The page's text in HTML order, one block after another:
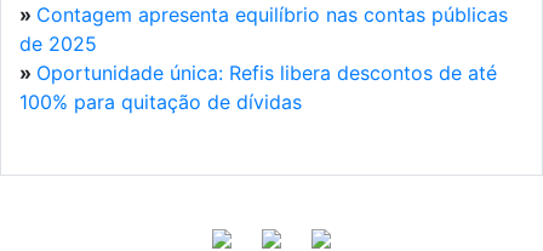
» Contagem apresenta equilíbrio nas contas públicas
de 2025
» Oportunidade única: Refis libera descontos de até
100% para quitação de dívidas